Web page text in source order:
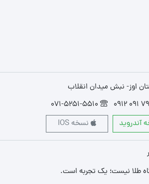
اوز- نبش میدان انقلاب
7958
071-5251-5510
آندروید
نسخه IOS
طلا نیست؛ یک تجربه‌ است.